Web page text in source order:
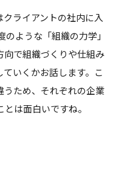
ライアントの社内に入
ような「組織の力学」
向で組織づくりや仕組み
いくかお話します。こ
うため、それぞれの企業
は面白いですね。